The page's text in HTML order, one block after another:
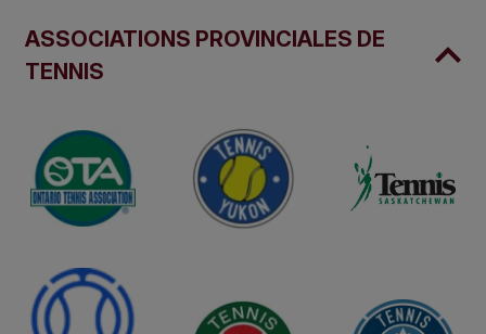
ASSOCIATIONS PROVINCIALES DE
TENNIS